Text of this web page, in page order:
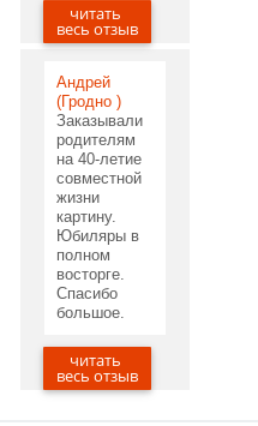
29.05.2020
читать
весь отзыв
Андрей
(Гродно )
Заказывали
родителям
на 40-летие
совместной
жизни
картину.
Юбиляры в
полном
восторге.
Спасибо
большое.
20.05.2020
читать
весь отзыв